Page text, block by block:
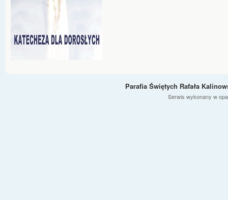
Parafia Świętych Rafała
Serwis wykonany w